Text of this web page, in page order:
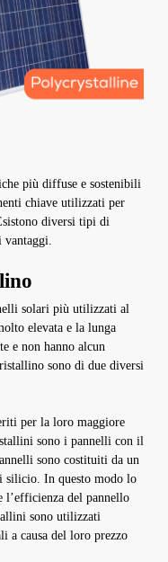
più diffuse e sostenibili
chiave utilizzati per
diversi tipi di
solari più utilizzati al
elevata e la lunga
e non hanno alcun
sono di due diversi
per la loro maggiore
sono i pannelli con il
sono costituiti da un
silicio. In questo modo lo
del pannello
sono utilizzati
a causa del loro prezzo